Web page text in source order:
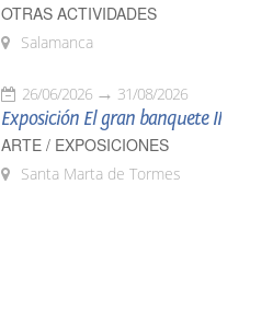
OTRAS ACTIVIDADES
Salamanca
26/06/2026 31/08/2026
Exposición El gran banquete II
ARTE / EXPOSICIONES
Santa Marta de Tormes